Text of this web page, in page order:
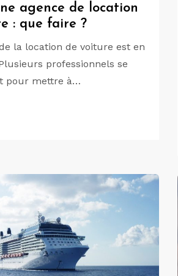
agence de location
: que faire ?
la location de voiture est en
professionnels se
pour mettre à…